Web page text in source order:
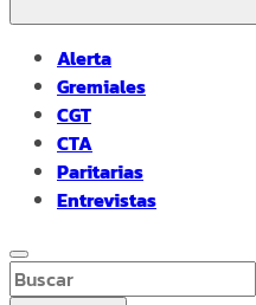
Alerta
Gremiales
CGT
CTA
Paritarias
Entrevistas
Buscar